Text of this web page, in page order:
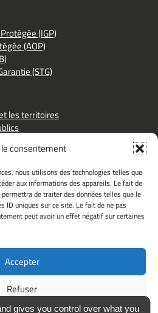
consentement
nous utilisons des technologies telles que
aux informations des appareils. Le fait de
de traiter des données telles que le
ID uniques sur ce site. Le fait de ne pas
peut avoir un effet négatif sur certaines
Accepter
Refuser
(IGP)
(AOP)
(STG)
les territoires
partenaires
inao.gouv.fr
Qualité est soutenu par
gives you control over what you